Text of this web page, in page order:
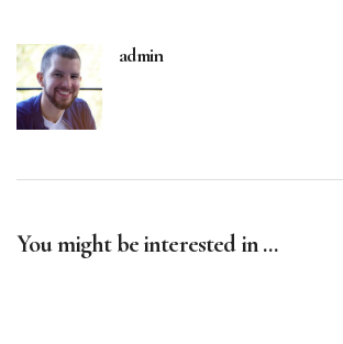
admin
You might be interested in …